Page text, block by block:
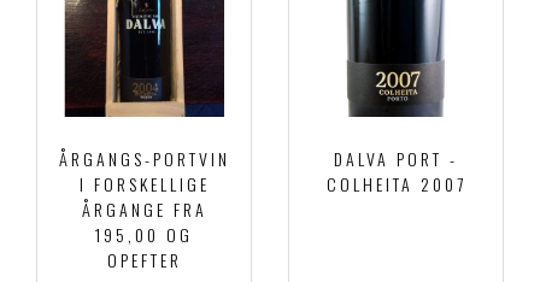
ÅRGANGS-PORTVIN
I FORSKELLIGE
ÅRGANGE FRA
195,00 OG
OPEFTER
DALVA PORT -
COLHEITA 2007